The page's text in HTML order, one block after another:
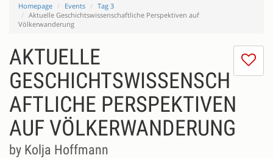
Homepage Events
Tag 3
Aktuelle Geschichtswissenschaftliche Perspektiven auf
Völkerwanderung
I
AKTUELLE
GESCHICHTSWISSENSCH
AFTLICHE PERSPEKTIVEN
AUF VÖLKERWANDERUNG
by Kolja Hoffmann